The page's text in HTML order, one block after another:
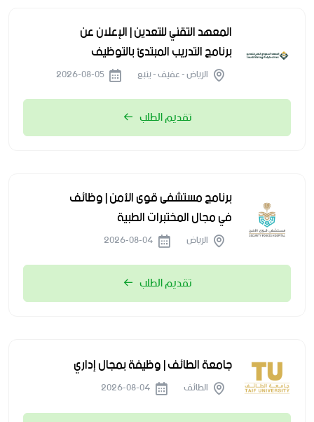
المعهد التقني للتعدين | الإعلان عن
برنامج التدريب المبتدئ بالتوظيف
الرياض - عفيف - ينبع
تقديم الطلب
برنامج مستشفى قوى الأمن | وظائف
في مجال المختبرات الطبية
الرياض
تقديم الطلب
جامعة الطائف | وظيفة بمجال إداري
الطائف